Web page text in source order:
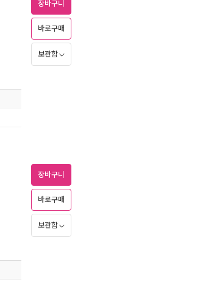
장바구니
바로구매
보관함
장바구니
바로구매
보관함